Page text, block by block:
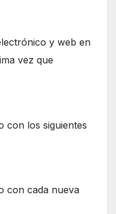
y web en
vez que
con los siguientes
con cada nueva